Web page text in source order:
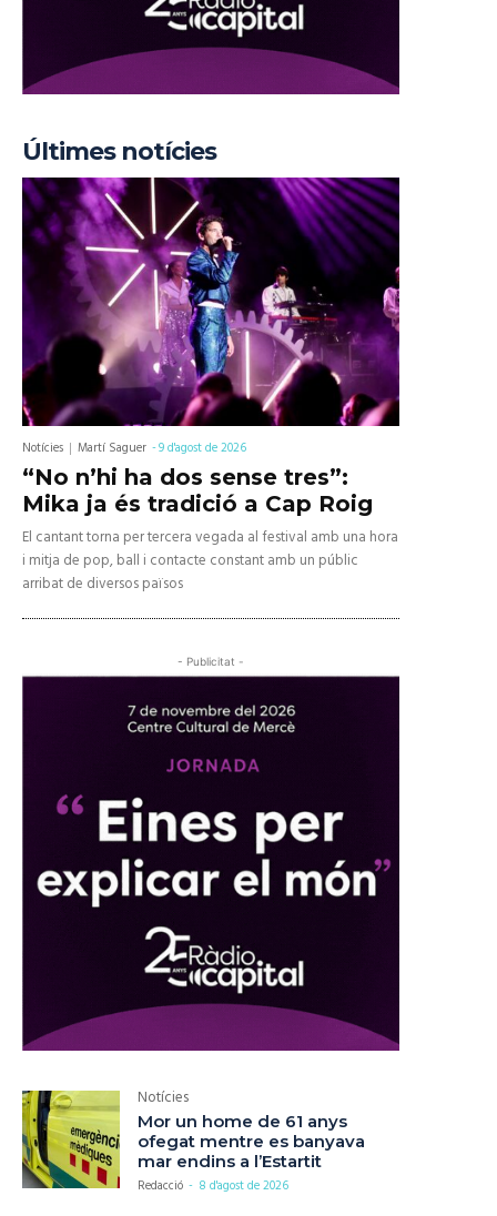
Últimes notícies
Notícies Martí Saguer -9 d'agost de 2026
“No n’hi ha dos sense tres”:
Mika ja és tradició a Cap Roig
El cantant torna per tercera vegada al festival amb una hora
i mitja de pop, ball i contacte constant amb un públic
arribat de diversos països
- Publicitat -
Notícies
Mor un home de 61 anys
ofegat mentre es banyava
mar endins a l’Estartit
Redacció - 8 d'agost de 2026